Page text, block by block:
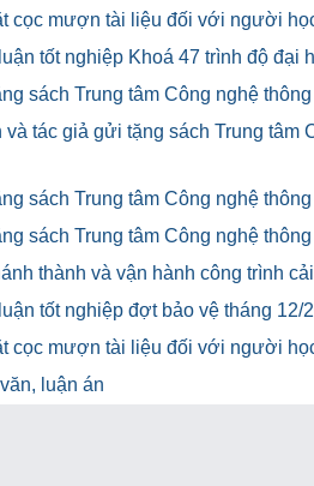
cọc mượn tài liệu đối với người
tốt nghiệp Khoá 47 trình độ đại
sách Trung tâm Công nghệ
tác giả gửi tặng sách Trung
sách Trung tâm Công nghệ
sách Trung tâm Công nghệ
thành và vận hành công trình
tốt nghiệp đợt bảo vệ tháng 12/
cọc mượn tài liệu đối với người
luận án